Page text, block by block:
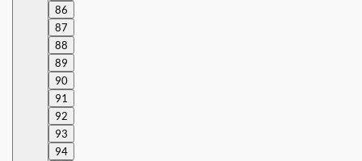
86
87
88
89
90
91
92
93
94